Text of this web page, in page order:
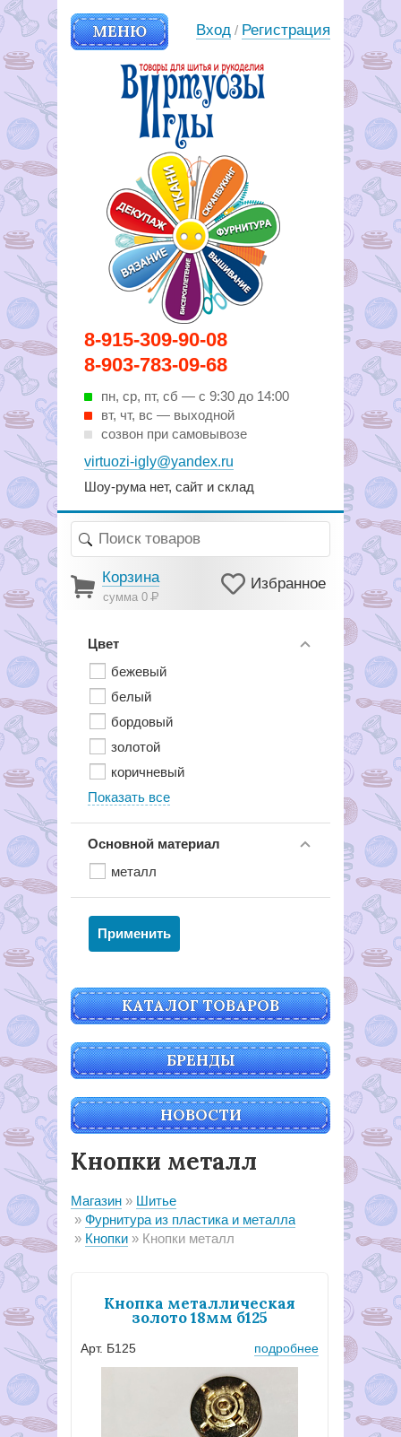
8-915-309-90-08
8-903-783-09-68
пн, ср, пт, cб — с 9:30 до 14:00
вт, чт, вс — выходной
созвон при самовывозе
virtuozi-igly@yandex.ru
Шоу-рума нет, сайт и склад
МЕНЮ
Вирутозы иглы. Товары для
шитья и рукоделья
Вход / Регистрация
Корзина
сумма 0Р
Избранное
Цвет
бежевый
белый
бордовый
золотой
коричневый
Показать все
Основной материал
металл
КАТАЛОГ ТОВАРОВ
БРЕНДЫ
НОВОСТИ
Кнопки металл
Магазин
Шитье
Фурнитура из пластика и металла
Кнопки
Кнопки металл
Кнопка металлическая
золото 18мм б125
Арт. Б125 подробнее